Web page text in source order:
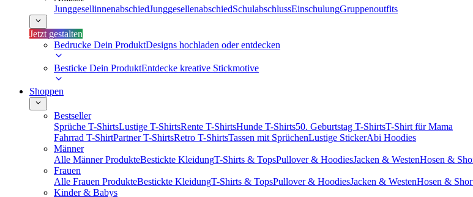
JunggesellinnenabschiedJunggesellenabschiedSchulabschlussEinschulungGruppenoutfits
Jetzt gestalten
Bedrucke Dein ProduktDesigns hochladen oder entdecken
Besticke Dein ProduktEntdecke kreative Stickmotive
Shoppen
Bestseller
Sprüche T-ShirtsLustige T-ShirtsRente T-ShirtsHunde T-Shirts50. Geburtstag T-ShirtsT-Shirt für Mama
Fahrrad T-ShirtPartner T-ShirtsRetro T-ShirtsTassen mit SprüchenLustige StickerAbi Hoodies
Männer
Alle Männer ProdukteBestickte KleidungT-Shirts & TopsPullover & HoodiesJacken & WestenHosen &
Frauen
Alle Frauen ProdukteBestickte KleidungT-Shirts & TopsPullover & HoodiesJacken & WestenHosen &
Kinder & Babys